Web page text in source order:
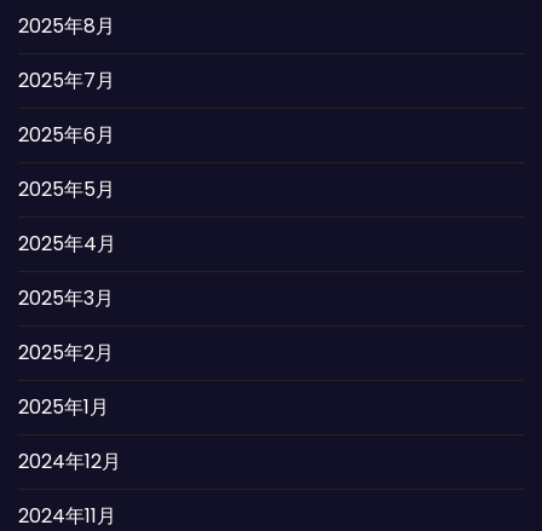
2025年8月
2025年7月
2025年6月
2025年5月
2025年4月
2025年3月
2025年2月
2025年1月
2024年12月
2024年11月